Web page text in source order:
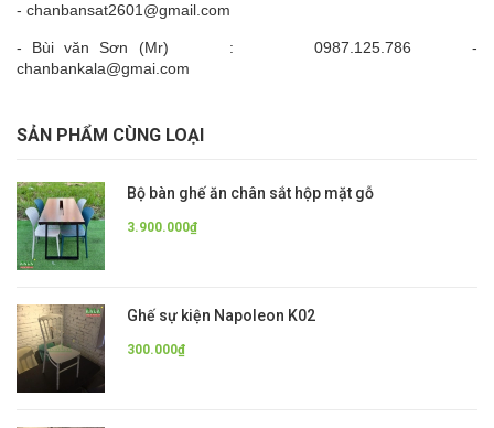
- chanbansat2601@gmail.com
- Bùi văn Sơn (Mr) : 0987.125.786 -
chanbankala@gmai.com
SẢN PHẨM CÙNG LOẠI
Bộ bàn ghế ăn chân sắt hộp mặt gỗ
3.900.000₫
Ghế sự kiện Napoleon K02
300.000₫